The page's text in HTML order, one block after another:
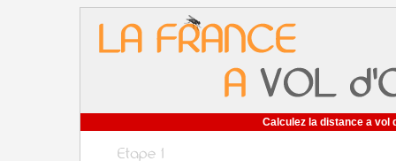
Calculez la distance a vol